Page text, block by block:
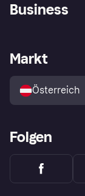
Shops entdecken
Business
Händlerportal
Markt
Österreich
Folgen